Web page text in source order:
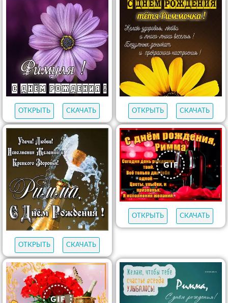
ОТКРЫТЬ СКАЧАТЬ ОТКРЫТЬ СКАЧАТЬ
ОТКРЫТЬ СКАЧАТЬ
ОТКРЫТЬ СКАЧАТЬ